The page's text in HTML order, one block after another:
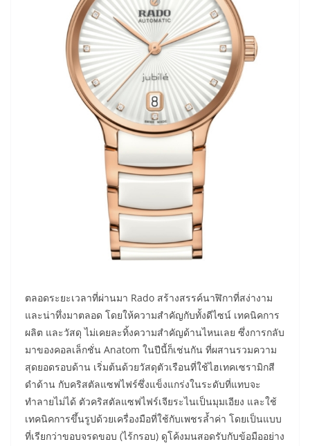
ตลอดระยะเวลาที่ผ่านมา Rado สร้างสรรค์นาฬิกาที่สง่างาม
และน่าทึ่งมาตลอด โดยให้ความสำคัญกับทั้งดีไซน์ เทคนิคการ
ผลิต และวัสดุ ไม่เคยละทิ้งความสำคัญด้านไหนเลย ซึ่งการกลับ
มาของคอลเล็กชั่น Anatom ในปีนี้ก็เช่นกัน ที่ผสานรวมความ
สุดยอดรอบด้าน เริ่มต้นด้วยวัสดุตัวเรือนที่ใช้ไฮเทคเซรามิกสี
ดำด้าน กับคริสตัลแซฟไฟร์ซึ่งแข็งแกร่งในระดับที่แทบจะ
ทำลายไม่ได้ ตัวคริสตัลแซฟไฟร์เจียระไนเป็นมุมเอียง และใช้
เทคนิคการขึ้นรูปด้วยเครื่องมือที่ใช้กับเพชรล้ำค่า โดยเป็นแบบ
ที่เรียกว่าขอบจรดขอบ (ไร้กรอบ) ดูโค้งมนสอดรับกับข้อมืออย่าง